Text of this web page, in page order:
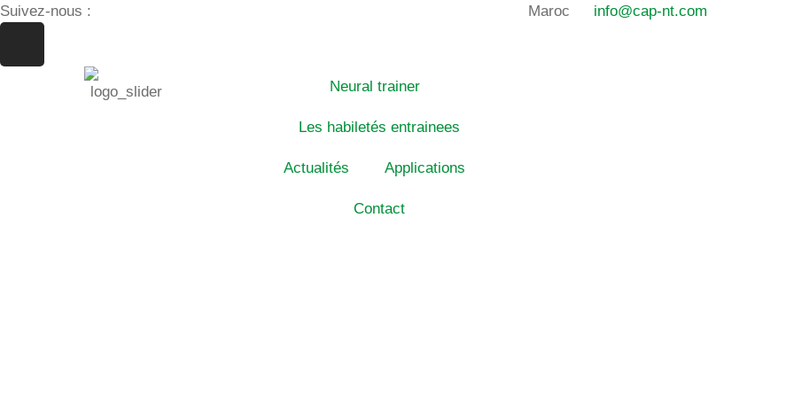
Suivez-nous : Maroc info@cap-nt.com
Neural trainer
Les habiletés entrainees
Actualités Applications
Contact